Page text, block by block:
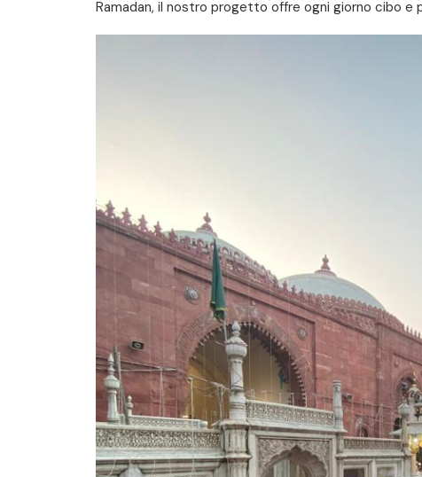
Ramadan, il nostro progetto offre ogni giorno cibo